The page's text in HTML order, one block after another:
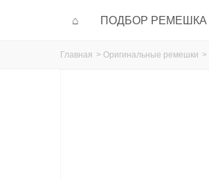
ПОДБОР РЕМЕШКА
Главная > Оригинальные ремешки >